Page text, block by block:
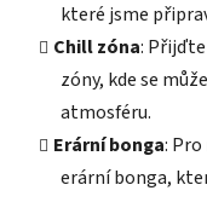
které jsme
Chill zóna:
zóny, kde se
atmosféru.
Erární bonga:
erární bonga,